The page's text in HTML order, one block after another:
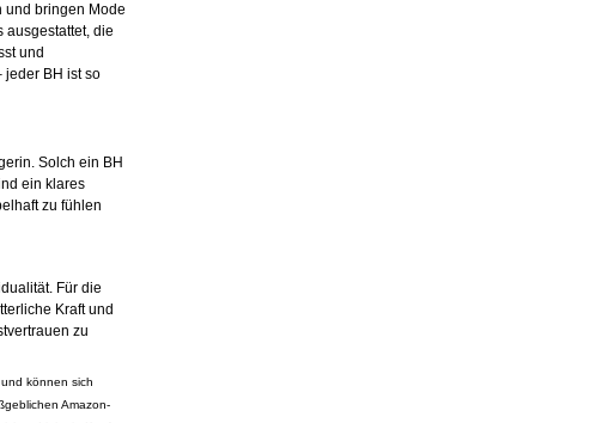
und bringen Mode
ausgestattet, die
und
jeder BH ist so
Solch ein BH
ein klares
zu fühlen
Für die
Kraft und
zu
können sich
Amazon-